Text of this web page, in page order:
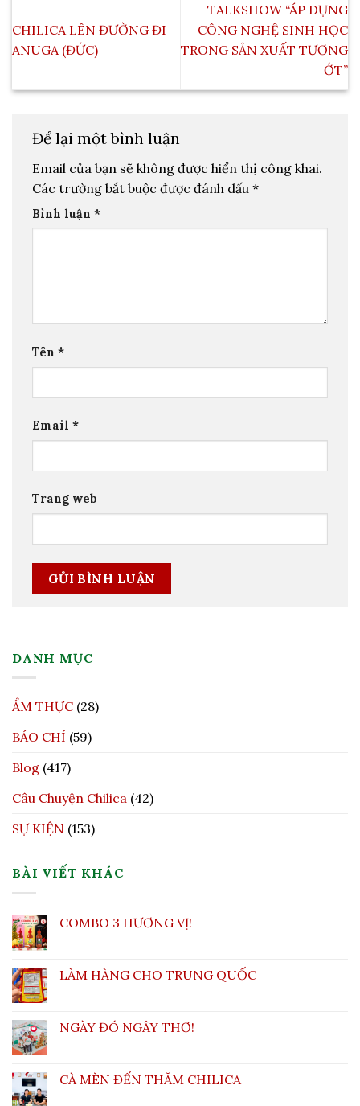
CHILICA LÊN ĐƯỜNG ĐI
ANUGA (ĐỨC)
TALKSHOW “ÁP DỤNG
CÔNG NGHỆ SINH HỌC
TRONG SẢN XUẤT TƯƠNG
ỚT”
Để lại một bình luận
Email của bạn sẽ không được hiển thị công khai.
Các trường bắt buộc được đánh dấu *
Bình luận *
Tên *
Email *
Trang web
DANH MỤC
ẨM THỰC (28)
BÁO CHÍ (59)
Blog (417)
Câu Chuyện Chilica (42)
SỰ KIỆN (153)
BÀI VIẾT KHÁC
COMBO 3 HƯƠNG VỊ!
LÀM HÀNG CHO TRUNG QUỐC
NGÀY ĐÓ NGÂY THƠ!
CÀ MÈN ĐẾN THĂM CHILICA